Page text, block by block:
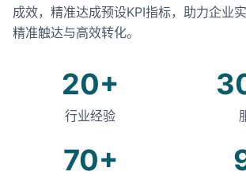
成效，精准达成预设KPI指标，助力企业
精准触达与高效转化。
20+
行业经验
70+